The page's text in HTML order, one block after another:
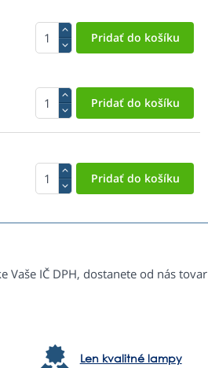
Vaše IČ DPH, dostanete od nás tovar
Len kvalitné lampy